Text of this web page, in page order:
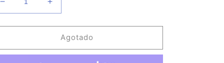
Reducir
cantidad
para
2021-
Aumentar
cantidad
para
Edición
2021-
Agotado